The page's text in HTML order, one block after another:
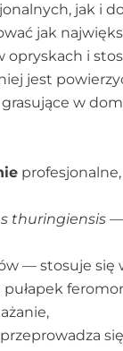
jak i
jak
opryskach i
jest
w
thuringiensis
— stosuje się